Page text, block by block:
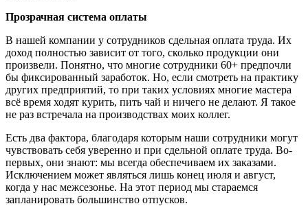
Прозрачная система оплаты
В нашей компании у сотрудников сдельная оплата труда. Их
доход полностью зависит от того, сколько продукции они
произвели. Понятно, что многие сотрудники 60+ предпочли
бы фиксированный заработок. Но, если смотреть на практику
других предприятий, то при таких условиях многие мастера
всё время ходят курить, пить чай и ничего не делают. Я такое
не раз встречала на производствах моих коллег.
Есть два фактора, благодаря которым наши сотрудники могут
чувствовать себя уверенно и при сдельной оплате труда. Во-
первых, они знают: мы всегда обеспечиваем их заказами.
Исключением может являться лишь конец июля и август,
когда у нас межсезонье. На этот период мы стараемся
запланировать большинство отпусков.